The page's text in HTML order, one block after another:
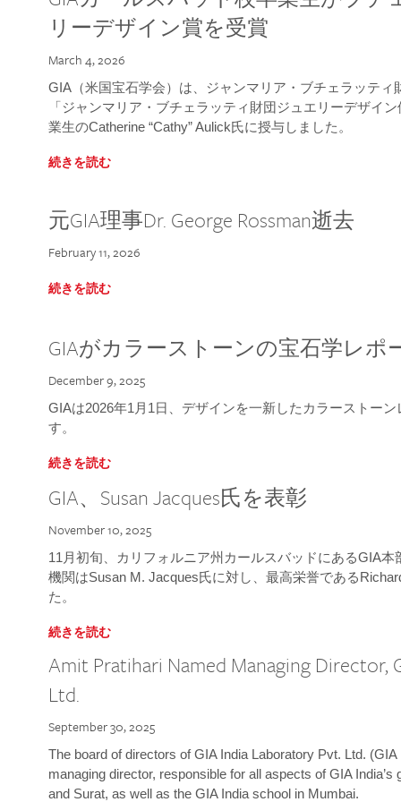
リーデザイン賞を受賞
March 4, 2026
GIA（米国宝石学会）は、ジャンマリア・ブチェラッティ
「ジャンマリア・ブチェラッティ財団ジュエリーデザイ
業生のCatherine “Cathy” Aulick氏に授与しました。
続きを読む
元GIA理事Dr. George Rossman逝去
February 11, 2026
続きを読む
GIAがカラーストーンの宝石学レ
December 9, 2025
GIAは2026年1月1日、デザインを一新したカラーストー
す。
続きを読む
GIA、Susan Jacques氏を表彰
November 10, 2025
11月初旬、カリフォルニア州カールスバッドにあるGIA
機関はSusan M. Jacques氏に対し、最高栄誉である
た。
続きを読む
Amit Pratihari Named Managing Director,
Ltd.
September 30, 2025
The board of directors of GIA India Laboratory Pvt. Ltd.
managing director, responsible for all aspects of GIA
and Surat, as well as the GIA India school in Mumbai.